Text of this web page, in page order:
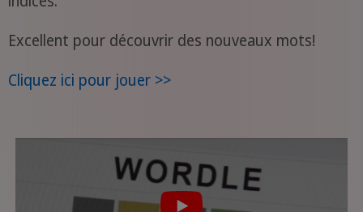
Excellent pour découvrir des nouveaux mots!
Cliquez ici pour jouer >>